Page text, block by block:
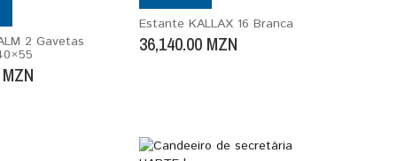
2 Gavetas
Estante KALLAX 16 Branca
36,140.00MZN